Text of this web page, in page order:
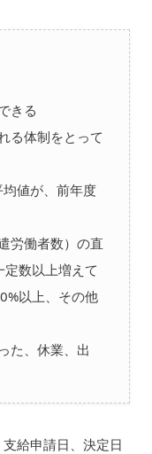
きる
る体制をとって
値が、前年度
労働者数）の直
数以上増えて
以上、その他
た、休業、出
給申請日、決定日